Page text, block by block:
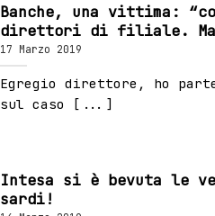
Banche, una vittima:
direttori di filiale. Ma
17 Marzo 2019
Egregio direttore, ho
sul caso [...]
Intesa si è bevuta le
sardi!